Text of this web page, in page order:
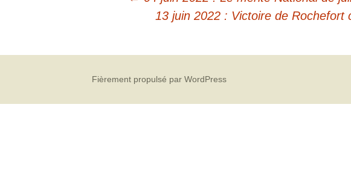
13 juin 2022 : Victoire de Rochefort
Fièrement propulsé par WordPress